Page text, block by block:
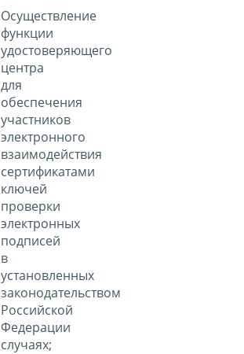
Осуществление
функции
удостоверяющего
центра
для
обеспечения
участников
электронного
взаимодействия
сертификатами
ключей
проверки
электронных
подписей
в
установленных
законодательством
Российской
Федерации
случаях;